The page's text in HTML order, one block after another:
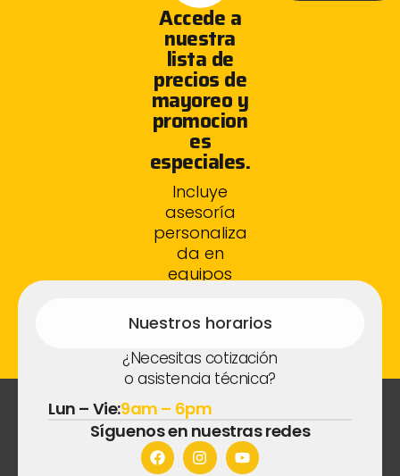
Accede a
nuestra
lista de
precios de
mayoreo y
promocion
es
especiales.
Incluye
asesoría
personaliza
da en
equipos
s.
Nuestros horarios
¿Necesitas cotización
o asistencia técnica?
Lun – Vie:9am – 6pm
Síguenos en nuestras redes